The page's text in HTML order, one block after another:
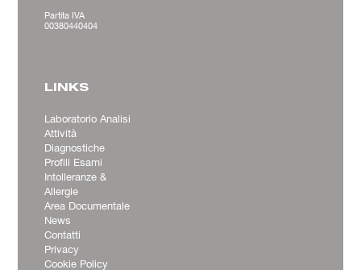
Partita IVA
00380440404
LINKS
Laboratorio Analisi
Attività
Diagnostiche
Profili Esami
Intolleranze &
Allergie
Area Documentale
News
Contatti
Privacy
Cookie Policy